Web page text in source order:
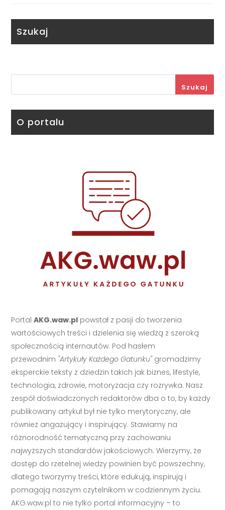
Szukaj
Szukaj
O portalu
PortalAKG.waw.pl powstał z pasji do tworzenia
wartościowych treści i dzielenia się wiedzą z szeroką
społecznością internautów. Pod hasłem
przewodnim "Artykuły Każdego Gatunku"gromadzimy
eksperckie teksty z dziedzin takich jak biznes, lifestyle,
technologia, zdrowie, motoryzacja czy rozrywka. Nasz
zespół doświadczonych redaktorów dba o to, by każdy
publikowany artykuł był nie tylko merytoryczny, ale
również angażujący i inspirujący. Stawiamy na
różnorodność tematyczną przy zachowaniu
najwyższych standardów jakościowych. Wierzymy, że
dostęp do rzetelnej wiedzy powinien być powszechny,
dlatego tworzymy treści, które edukują, inspirują i
pomagają naszym czytelnikom w codziennym życiu.
AKG.waw.pl to nie tylko portal informacyjny – to